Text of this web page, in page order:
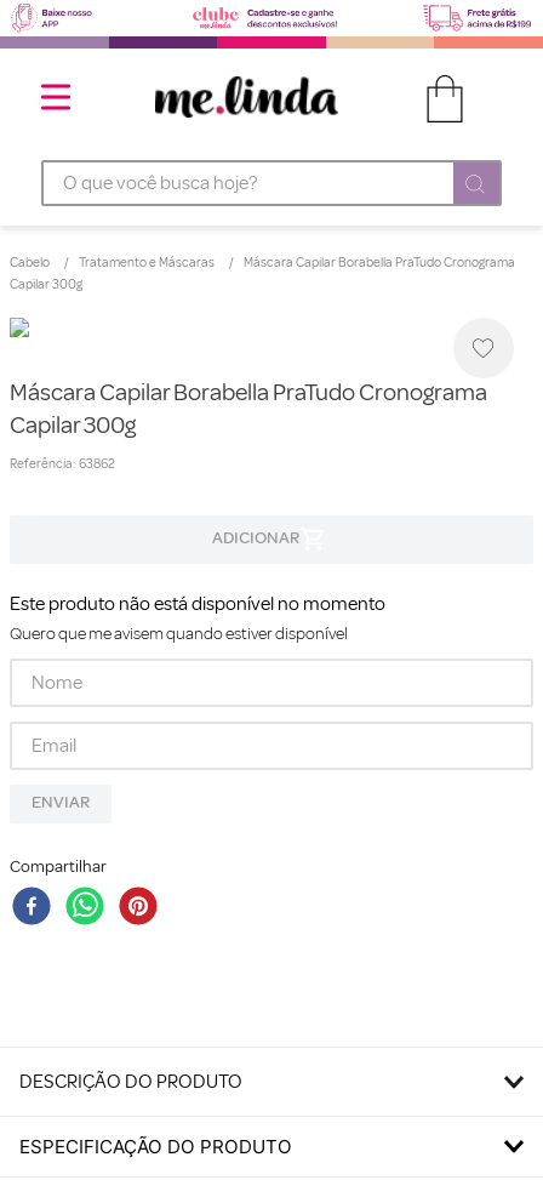
O que você busca hoje?
Cabelo Tratamento e Máscaras
Máscara Capilar Borabella PraTudo Cronograma
Capilar 300g
Máscara Capilar Borabella PraTudo Cronograma
Capilar 300g
Referência: 63862
Este produto não está disponível no momento
Quero que me avisem quando estiver disponível
ENVIAR
Compartilhar
DESCRIÇÃO DO PRODUTO
ESPECIFICAÇÃO DO PRODUTO